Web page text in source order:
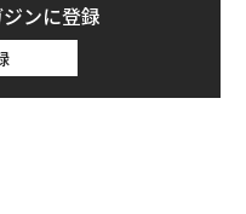
ンに登録